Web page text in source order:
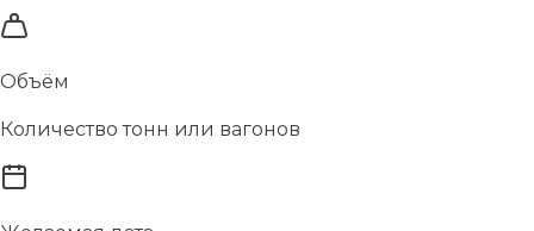
Объём
Количество тонн или вагонов